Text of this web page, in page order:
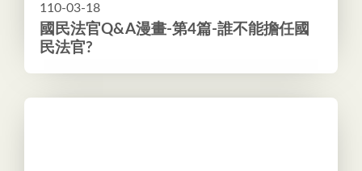
110-03-18
國民法官Q&A漫畫-第4篇-誰不能擔任國
民法官?